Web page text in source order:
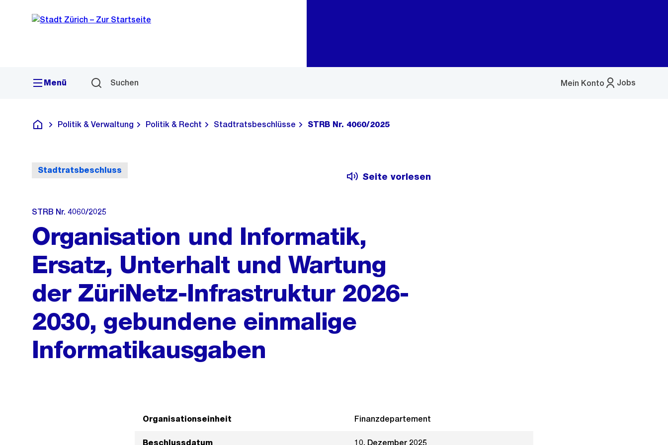
Navigation
Sprunglink
Menü Suchen Jobs
Mein Konto
Menü
Deutsch
Politik & Verwaltung Politik & Recht Stadtratsbeschlüsse STRB Nr. 4060/2025
Stadtratsbeschluss
Seite vorlesen
STRB Nr. 4060/2025
Organisation und Informatik,
Ersatz, Unterhalt und Wartung
der ZüriNetz-Infrastruktur 2026-
2030, gebundene einmalige
Informatikausgaben
Organisationseinheit Finanzdepartement
Beschlussdatum 10. Dezember 2025